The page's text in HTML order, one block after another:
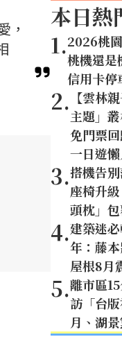
，
本日熱
1.2026桃
桃機還是
信用卡停
2. 【雲林
主題」
免門票
一日遊
3.搭機告
座椅升
頭枕」
4.建築迷
年：藤
屋根8月
5.離市區
訪「台
月、湖